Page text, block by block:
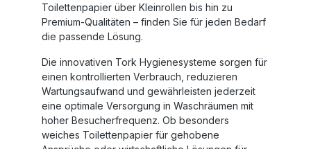
Toilettenpapier über Kleinrollen bis hin zu
Premium-Qualitäten – finden Sie für jeden Bedarf
die passende Lösung.
Die innovativen Tork Hygienesysteme sorgen für
einen kontrollierten Verbrauch, reduzieren
Wartungsaufwand und gewährleisten jederzeit
eine optimale Versorgung in Waschräumen mit
hoher Besucherfrequenz. Ob besonders
weiches Toilettenpapier für gehobene